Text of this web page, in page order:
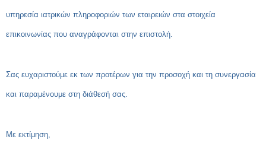
υπηρεσία ιατρικών πληροφοριών των εταιρειών στα στοιχεία
επικοινωνίας που αναγράφονται στην επιστολή.
Σας ευχαριστούμε εκ των προτέρων για την προσοχή και τη συνεργασία
και παραμένουμε στη διάθεσή σας.
Με εκτίμηση,